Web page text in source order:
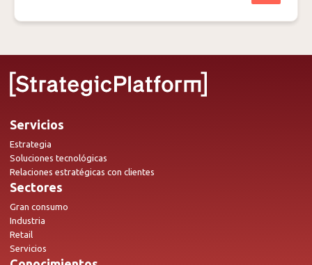
Servicios
Estrategia
Soluciones tecnológicas
Relaciones estratégicas con clientes
Sectores
Gran consumo
Industria
Retail
Servicios